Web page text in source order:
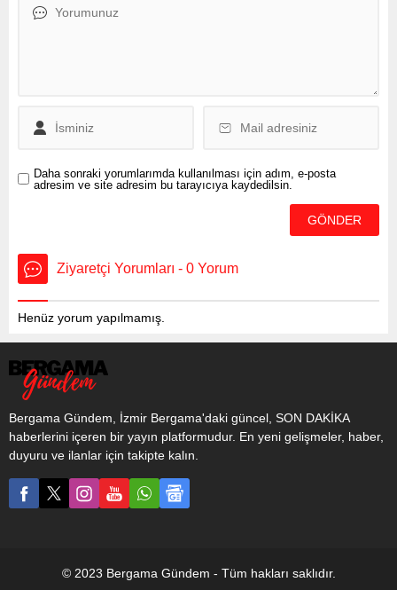
enflasyonun ana eğiliminde
kaydetti. Piyasaların...
Daha sonraki yorumlarımda kullanılması için adım, e-posta
adresim ve site adresim bu tarayıcıya kaydedilsin.
Ziyaretçi Yorumları - 0 Yorum
Henüz yorum yapılmamış.
Bergama Gündem, İzmir Bergama'daki güncel, SON DAKİKA
haberlerini içeren bir yayın platformudur. En yeni gelişmeler, haber,
duyuru ve ilanlar için takipte kalın.
© 2023 Bergama Gündem - Tüm hakları saklıdır.